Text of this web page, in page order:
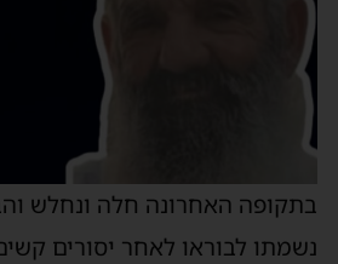
האחרונה חלה ונחלש
לבוראו לאחר יסורים קשים